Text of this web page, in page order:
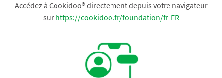
Accédez à Cookidoo® directement depuis votre navigateur
sur https://cookidoo.fr/foundation/fr-FR